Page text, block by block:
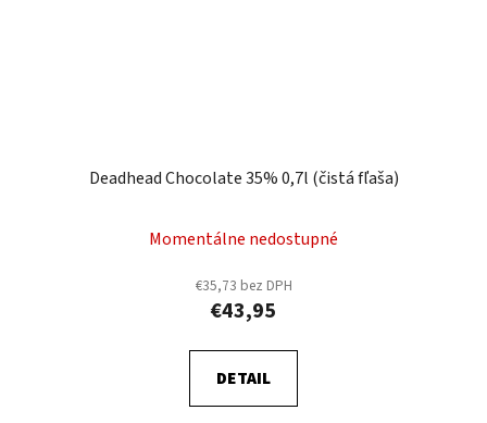
Deadhead Chocolate 35% 0,7l (čistá fľaša)
Momentálne nedostupné
€35,73 bez DPH
€43,95
DETAIL